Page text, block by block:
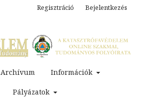
Archívum Információk
Pályázatok
Regisztráció Bejelentkezés